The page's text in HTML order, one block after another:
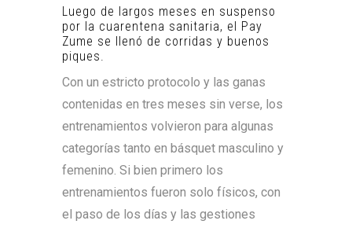
Luego de largos meses en suspenso
por la cuarentena sanitaria, el Pay
Zume se llenó de corridas y buenos
piques.
Con un estricto protocolo y las ganas
contenidas en tres meses sin verse, los
entrenamientos volvieron para algunas
categorías tanto en básquet masculino y
femenino. Si bien primero los
entrenamientos fueron solo físicos, con
el paso de los días y las gestiones